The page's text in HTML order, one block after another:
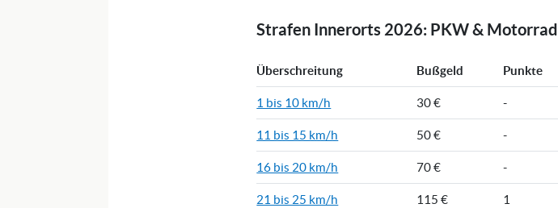
Strafen Innerorts 2026: PKW & Motorrad
Überschreitung Bußgeld Punkte
1 bis 10 km/h 30 € -
11 bis 15 km/h 50 € -
16 bis 20 km/h 70 € -
21 bis 25 km/h 115 € 1